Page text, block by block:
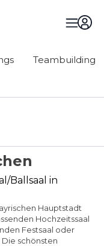
Teambuilding
Ballsaal in
Hauptstadt
Hochzeitssaal
Festsaal oder
Die schönsten